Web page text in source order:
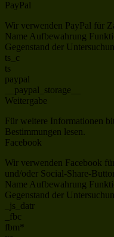
PayPal
Wir verwenden PayPal für
Name Aufbewahrung
Gegenstand der
ts_c
ts
paypal
__paypal_storage__
Weitergabe
Für weitere Informationen
Bestimmungen lesen.
Facebook
Wir verwenden Facebook
und/oder Social-Share-
Name Aufbewahrung
Gegenstand der
_js_datr
_fbc
fbm*